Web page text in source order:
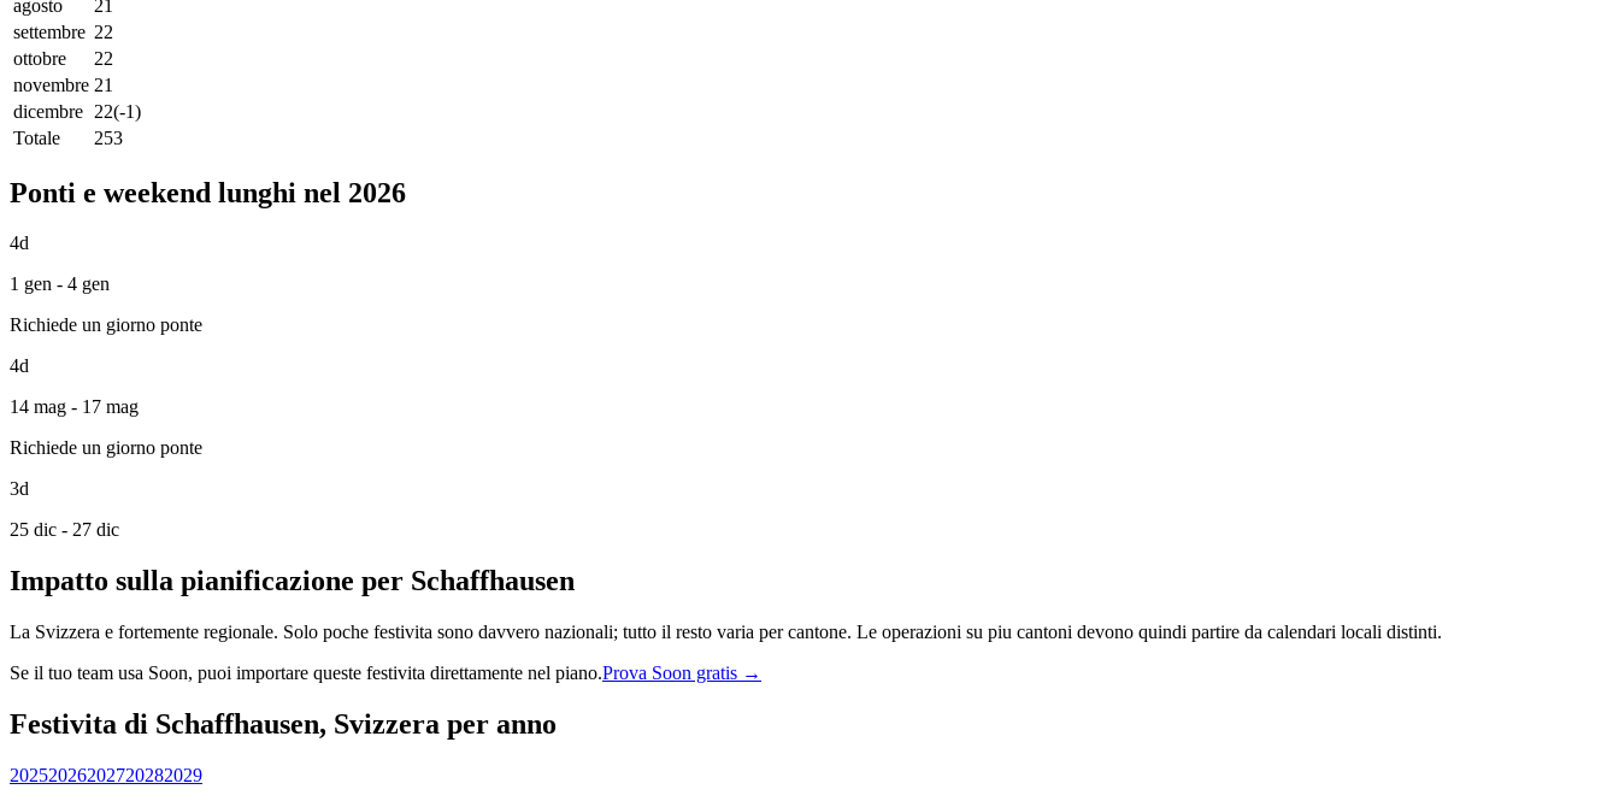
agosto
21
settembre 22
ottobre
22
novembre 21
dicembre 22(-1)
Totale
253
Ponti e weekend lunghi nel 2026
4d
1 gen - 4 gen
Richiede un giorno ponte
4d
14 mag - 17 mag
Richiede un giorno ponte
3d
25 dic - 27 dic
Impatto sulla pianificazione per Schaffhausen
La Svizzera e fortemente regionale. Solo poche festivita sono davvero nazionali; tutto il resto varia per cantone. Le operazioni su piu cantoni devono quindi partire da calendari locali distinti.
Se il tuo team usa Soon, puoi importare queste festivita direttamente nel piano.Prova Soon gratis →
Festivita di Schaffhausen, Svizzera per anno
20252026202720282029